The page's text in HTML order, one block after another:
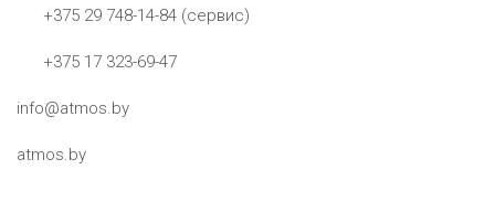
+375 29 748-14-84 (сервис)
+375 17 323-69-47
info@atmos.by
atmos.by